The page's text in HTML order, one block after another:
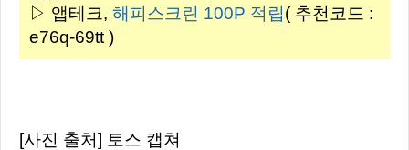
▷ 앱테크, 해피스크린 100P 적립( 추천코드 :
e76q-69tt )
[사진 출처] 토스 캡쳐